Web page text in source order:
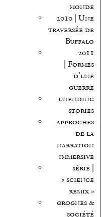
monde
2010 | Une
traversée de
Buffalo
2011
| Formes
d’une
guerre
unending
stories
approches
de la
narration
immersive
série |
« science
remix »
grognes &
société